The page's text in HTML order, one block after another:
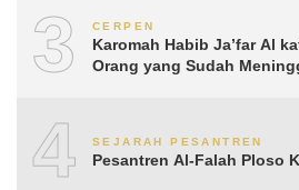
3 CERPEN
Karomah Habib Ja’far Al
Orang yang Sudah
4 SEJARAH PESANTREN
Pesantren Al-Falah Ploso